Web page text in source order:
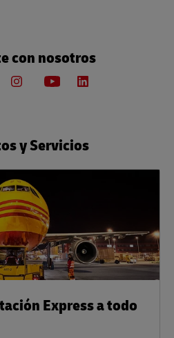
con nosotros
y Servicios
Express a todo